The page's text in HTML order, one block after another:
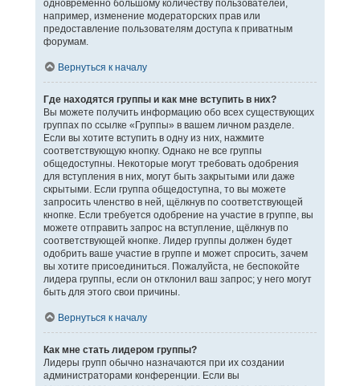
одновременно большому количеству пользователей,
например, изменение модераторских прав или
предоставление пользователям доступа к приватным
форумам.
Вернуться к началу
Где находятся группы и как мне вступить в них?
Вы можете получить информацию обо всех существующих
группах по ссылке «Группы» в вашем личном разделе.
Если вы хотите вступить в одну из них, нажмите
соответствующую кнопку. Однако не все группы
общедоступны. Некоторые могут требовать одобрения
для вступления в них, могут быть закрытыми или даже
скрытыми. Если группа общедоступна, то вы можете
запросить членство в ней, щёлкнув по соответствующей
кнопке. Если требуется одобрение на участие в группе, вы
можете отправить запрос на вступление, щёлкнув по
соответствующей кнопке. Лидер группы должен будет
одобрить ваше участие в группе и может спросить, зачем
вы хотите присоединиться. Пожалуйста, не беспокойте
лидера группы, если он отклонил ваш запрос; у него могут
быть для этого свои причины.
Вернуться к началу
Как мне стать лидером группы?
Лидеры групп обычно назначаются при их создании
администраторами конференции. Если вы